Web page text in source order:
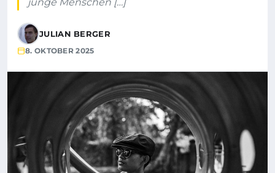
JULIAN BERGER
8. OKTOBER 2025